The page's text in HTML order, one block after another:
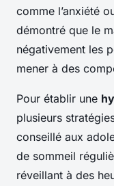
comme l’anxiété
démontré que le
négativement les
mener à des
Pour établir une
plusieurs
conseillé aux
de sommeil
réveillant à des